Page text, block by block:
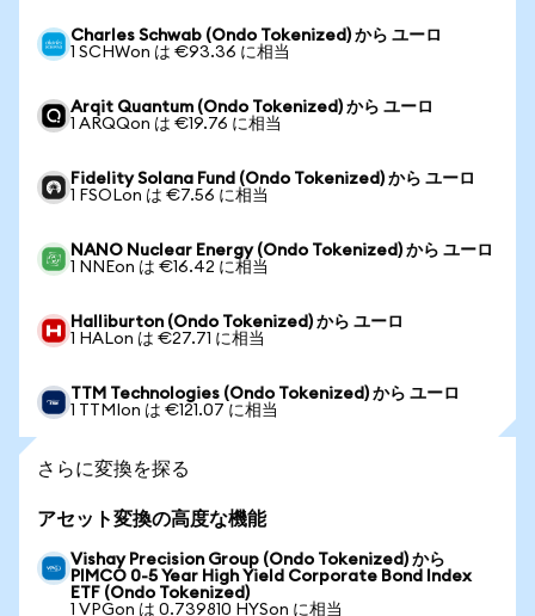
Charles Schwab (Ondo Tokenized) から ユーロ
1 SCHWon は €93.36 に相当
Arqit Quantum (Ondo Tokenized) から ユーロ
1 ARQQon は €19.76 に相当
Fidelity Solana Fund (Ondo Tokenized) から ユーロ
1 FSOLon は €7.56 に相当
NANO Nuclear Energy (Ondo Tokenized) から ユーロ
1 NNEon は €16.42 に相当
Halliburton (Ondo Tokenized) から ユーロ
1 HALon は €27.71 に相当
TTM Technologies (Ondo Tokenized) から ユーロ
1 TTMIon は €121.07 に相当
さらに変換を探る
アセット変換の高度な機能
Vishay Precision Group (Ondo Tokenized) から
PIMCO 0-5 Year High Yield Corporate Bond Index
ETF (Ondo Tokenized)
1 VPGon は 0.739810 HYSon に相当